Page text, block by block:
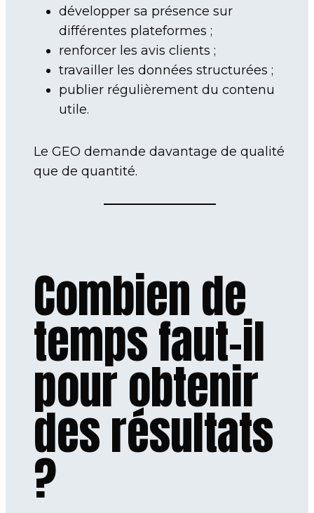
développer sa présence sur
différentes plateformes ;
renforcer les avis clients ;
travailler les données structurées ;
publier régulièrement du contenu
utile.
Le GEO demande davantage de qualité
que de quantité.
Combien de
temps faut-il
pour obtenir
des résultats
?